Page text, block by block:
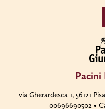
Pacini
via Gherardesca 1, 56121
00696690502 •